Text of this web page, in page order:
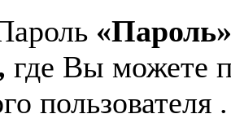
где Вы можете
пользователя .